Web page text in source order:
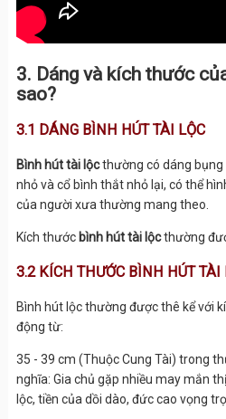
3. Dáng và kích thước
sao?
3.1 DÁNG BÌNH HÚT TÀI LỘC
Bình hút tài lộcthường có dáng bụng
nhỏ và cổ bình thắt nhỏ lại, có thể
của người xưa thường mang theo.
Kích thướcbình hút tài lộcthường
3.2 KÍCH THƯỚC BÌNH HÚT TÀI
Bình hút lộc thường được thê kể với
động từ:
35 - 39 cm (Thuộc Cung Tài) trong
nghĩa: Gia chủ gặp nhiều may mắn
lộc, tiền của dồi dào, đức cao vọng